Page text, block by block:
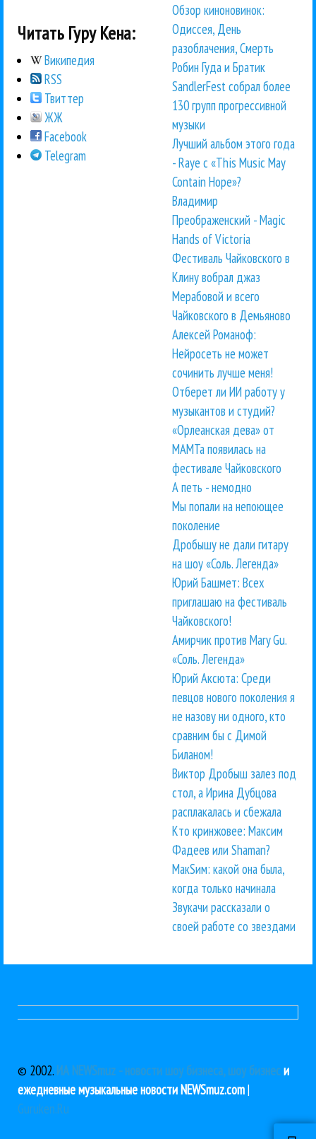
Читать Гуру Кена:
Википедия
RSS
Твиттер
ЖЖ
Facebook
Telegram
Обзор киноновинок:
Одиссея, День
разоблачения, Смерть
Робин Гуда и Братик
SandlerFest собрал более
130 групп прогрессивной
музыки
Лучший альбом этого года
- Raye с «This Music May
Contain Hope»?
Владимир
Преображенский - Magic
Hands of Victoria
Фестиваль Чайковского в
Клину вобрал джаз
Мерабовой и всего
Чайковского в Демьяново
Алексей Романоф:
Нейросеть не может
сочинить лучше меня!
Отберет ли ИИ работу у
музыкантов и студий?
«Орлеанская дева» от
МАМТа появилась на
фестивале Чайковского
А петь - немодно
Мы попали на непоющее
поколение
Дробышу не дали гитару
на шоу «Соль. Легенда»
Юрий Башмет: Всех
приглашаю на фестиваль
Чайковского!
Амирчик против Mary Gu.
«Соль. Легенда»
Юрий Аксюта: Среди
певцов нового поколения я
не назову ни одного, кто
сравним бы с Димой
Биланом!
Виктор Дробыш залез под
стол, а Ирина Дубцова
расплакалась и сбежала
Кто кринжовее: Максим
Фадеев или Shaman?
МакSим: какой она была,
когда только начинала
Звукачи рассказали о
своей работе со звездами
© 2002. ИА NEWSmuz - новости шоу бизнеса, шоу бизнеси
ежедневные музыкальные новости NEWSmuz.com|
Guruken.Ru